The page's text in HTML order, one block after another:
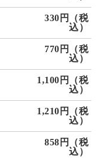
330円（税
込）
770円（税
込）
1,100円（税
込）
1,210円（税
込）
858円（税
込）